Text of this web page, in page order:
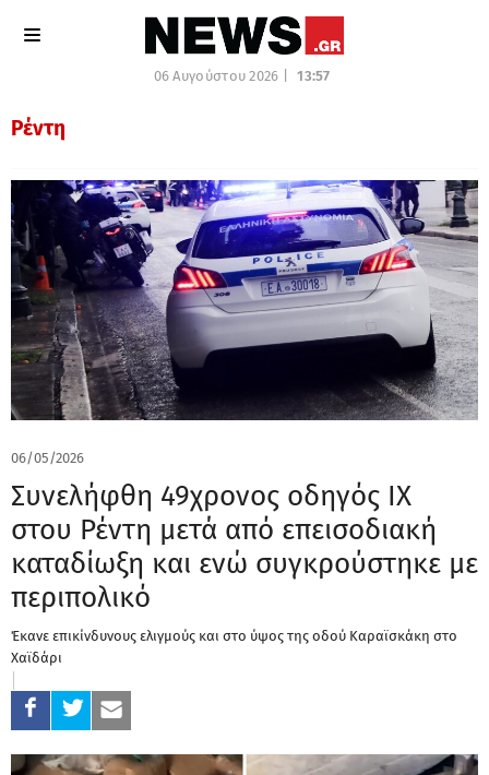
06 Αυγούστου 2026 | 13:57
Ρέντη
06/05/2026
Συνελήφθη 49χρονος οδηγός ΙΧ
στου Ρέντη μετά από επεισοδιακή
καταδίωξη και ενώ συγκρούστηκε με
περιπολικό
Έκανε επικίνδυνους ελιγμούς και στο ύψος της οδού Καραϊσκάκη στο
Χαϊδάρι